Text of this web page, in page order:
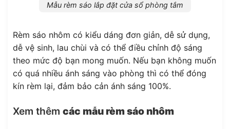
Mẫu rèm sáo lắp đặt cửa sổ phòng tắm
Rèm sáo nhôm có kiểu dáng đơn giản, dễ sử dụng,
dễ vệ sinh, lau chùi và có thể điều chỉnh độ sáng
theo mức độ bạn mong muốn. Nếu bạn không muốn
có quá nhiều ánh sáng vào phòng thì có thể đóng
kín rèm lại, đảm bảo cản ánh sáng 100%.
Xem thêm các mẫu rèm sáo nhôm